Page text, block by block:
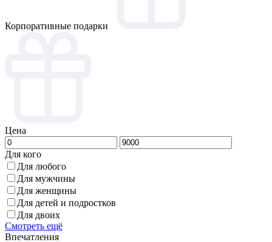
Корпоративные подарки
Цена
Для кого
Для любого
Для мужчины
Для женщины
Для детей и подростков
Для двоих
Смотреть ещё
Впечатления